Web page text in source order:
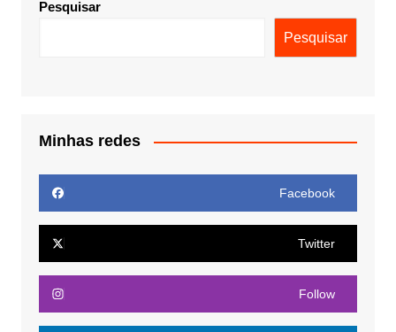
Pesquisar
Pesquisar
Minhas redes
Facebook
Twitter
Follow